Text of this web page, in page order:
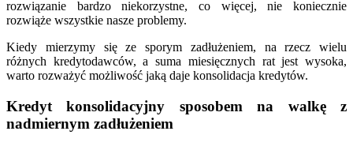
rozwiązanie bardzo niekorzystne, co więcej, nie koniecznie
rozwiąże wszystkie nasze problemy.
Kiedy mierzymy się ze sporym zadłużeniem, na rzecz wielu
różnych kredytodawców, a suma miesięcznych rat jest wysoka,
warto rozważyć możliwość jaką daje konsolidacja kredytów.
Kredyt konsolidacyjny sposobem na walkę z
nadmiernym zadłużeniem